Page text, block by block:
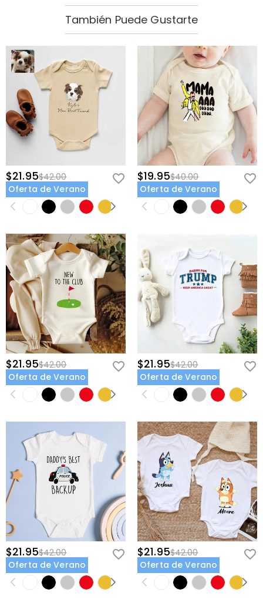
También Puede Gustarte
$21.95$42.00
Oferta de Verano
$19.95$40.00
Oferta de Verano
$21.95$42.00
Oferta de Verano
$21.95$42.00
Oferta de Verano
$21.95$42.00
Oferta de Verano
$21.95$42.00
Oferta de Verano